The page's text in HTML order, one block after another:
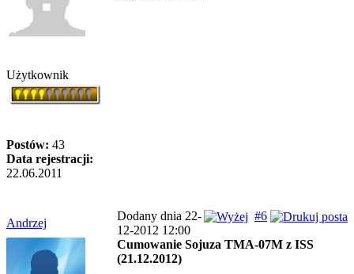
Użytkownik
Postów: 43
Data rejestracji:
22.06.2011
Andrzej
#6
Dodany dnia 22-
12-2012 12:00
Cumowanie Sojuza TMA-07M z ISS
(21.12.2012)